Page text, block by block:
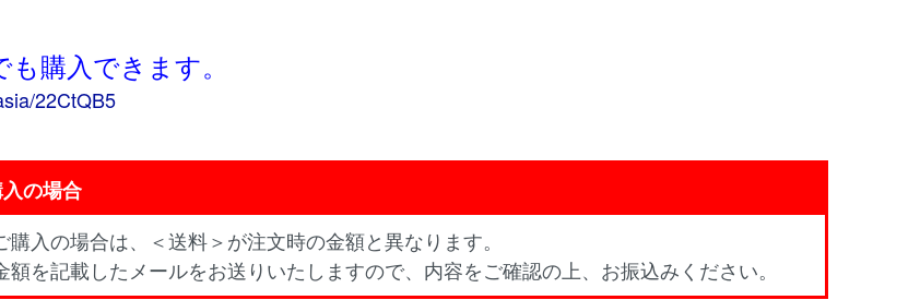
購入できます。
22CtQB5
の場合
購入の場合は、＜送料＞が注文時の金額と異なります。
額を記載したメールをお送りいたしますので、内容をご確認の上、お振込みください。